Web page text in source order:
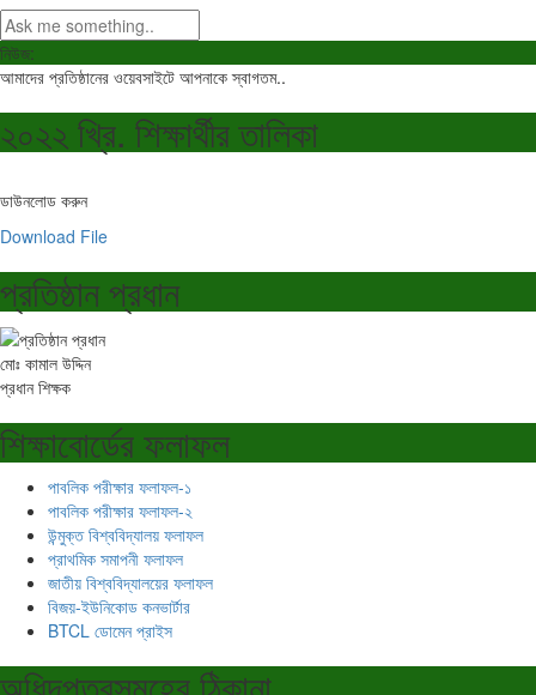
নিউজ:
আমাদের প্রতিষ্ঠানের ওয়েবসাইটে আপনাকে স্বাগতম..
২০২২ খ্রি. শিক্ষার্থীর তালিকা
ডাউনলোড করুন
Download File
প্রতিষ্ঠান প্রধান
মোঃ কামাল উদ্দিন
প্রধান শিক্ষক
শিক্ষাবোর্ডের ফলাফল
পাবলিক পরীক্ষার ফলাফল-১
পাবলিক পরীক্ষার ফলাফল-২
উন্মুক্ত বিশ্ববিদ্যালয় ফলাফল
প্রাথমিক সমাপনী ফলাফল
জাতীয় বিশ্ববিদ্যালয়ের ফলাফল
বিজয়-ইউনিকোড কনভার্টার
BTCL ডোমেন প্রাইস